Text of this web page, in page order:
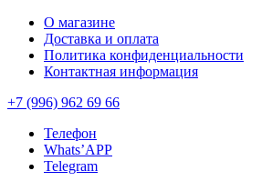
О магазине
Доставка и оплата
Политика конфиденциальности
Контактная информация
+7 (996) 962 69 66
Телефон
Whats’APP
Telegram